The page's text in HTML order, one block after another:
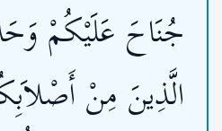
جُنَاحَ عَلَيْكُمْ
الَّذِينَ مِنْ